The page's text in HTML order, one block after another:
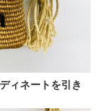
ィネートを引き